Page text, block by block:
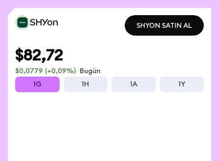
SHYon SHYON SATIN AL
$82,72
$0,0779 (+0,09%)
Bugün
1G
1H 1A 1Y